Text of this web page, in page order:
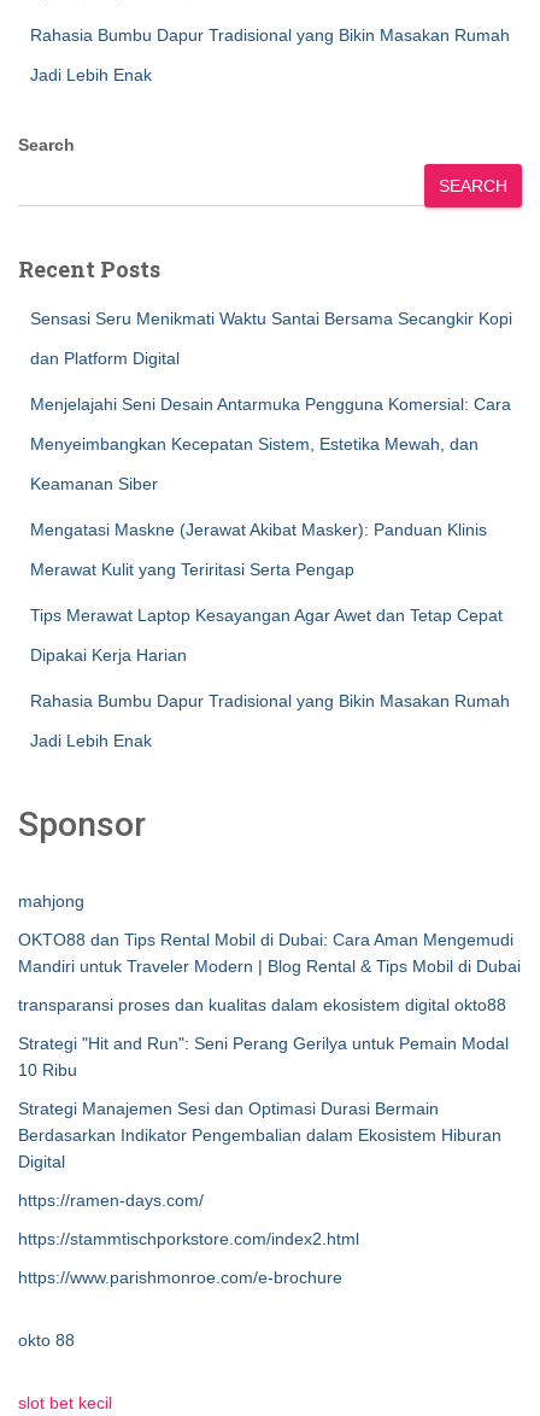
Rahasia Bumbu Dapur Tradisional yang Bikin Masakan Rumah
Jadi Lebih Enak
Search
SEARCH
Recent Posts
Sensasi Seru Menikmati Waktu Santai Bersama Secangkir Kopi
dan Platform Digital
Menjelajahi Seni Desain Antarmuka Pengguna Komersial: Cara
Menyeimbangkan Kecepatan Sistem, Estetika Mewah, dan
Keamanan Siber
Mengatasi Maskne (Jerawat Akibat Masker): Panduan Klinis
Merawat Kulit yang Teriritasi Serta Pengap
Tips Merawat Laptop Kesayangan Agar Awet dan Tetap Cepat
Dipakai Kerja Harian
Rahasia Bumbu Dapur Tradisional yang Bikin Masakan Rumah
Jadi Lebih Enak
Sponsor
mahjong
OKTO88 dan Tips Rental Mobil di Dubai: Cara Aman Mengemudi
Mandiri untuk Traveler Modern | Blog Rental & Tips Mobil di Dubai
transparansi proses dan kualitas dalam ekosistem digital okto88
Strategi "Hit and Run": Seni Perang Gerilya untuk Pemain Modal
10 Ribu
Strategi Manajemen Sesi dan Optimasi Durasi Bermain
Berdasarkan Indikator Pengembalian dalam Ekosistem Hiburan
Digital
https://ramen-days.com/
https://stammtischporkstore.com/index2.html
https://www.parishmonroe.com/e-brochure
okto 88
slot bet kecil